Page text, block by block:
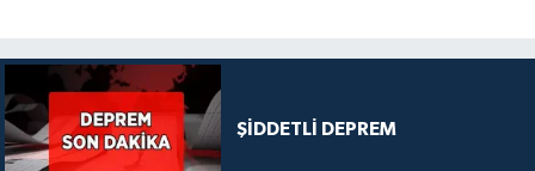
ŞİDDETLİ DEPREM